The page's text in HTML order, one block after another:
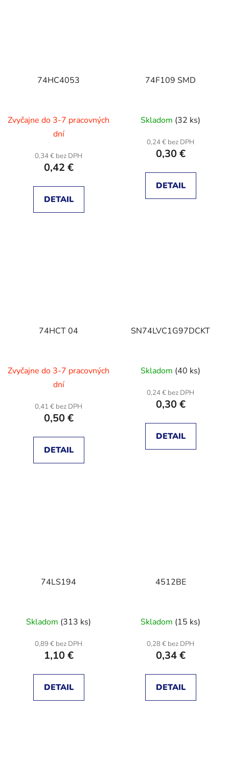
74HC4053
Zvyčajne do 3-7 pracovných
dní
0,34 € bez DPH
0,42 €
DETAIL
74F109 SMD
Skladom (32 ks)
0,24 € bez DPH
0,30 €
DETAIL
74HCT 04
Zvyčajne do 3-7 pracovných
dní
0,41 € bez DPH
0,50 €
DETAIL
SN74LVC1G97DCKT
Skladom (40 ks)
0,24 € bez DPH
0,30 €
DETAIL
74LS194
Skladom (313 ks)
0,89 € bez DPH
1,10 €
DETAIL
4512BE
Skladom (15 ks)
0,28 € bez DPH
0,34 €
DETAIL